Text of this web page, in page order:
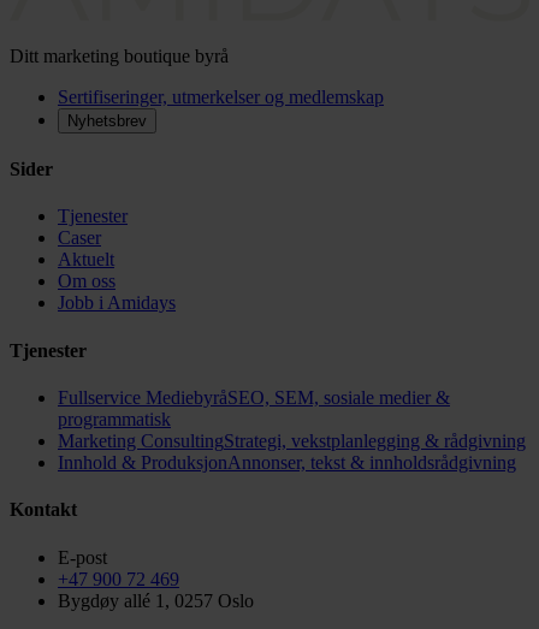
Ditt marketing boutique byrå
Sertifiseringer, utmerkelser og medlemskap
Nyhetsbrev
Sider
Tjenester
Caser
Aktuelt
Om oss
Jobb i Amidays
Tjenester
Fullservice MediebyråSEO, SEM, sosiale medier &
programmatisk
Marketing ConsultingStrategi, vekstplanlegging & rådgivning
Innhold & ProduksjonAnnonser, tekst & innholdsrådgivning
Kontakt
E-post
+47 900 72 469
Bygdøy allé 1, 0257 Oslo